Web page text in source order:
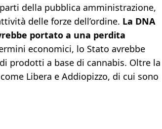
della pubblica amministrazione,
delle forze dell’ordine. La DNA
portato a una perdita
economici, lo Stato avrebbe
prodotti a base di cannabis. Oltre la
Libera e Addiopizzo, di cui sono